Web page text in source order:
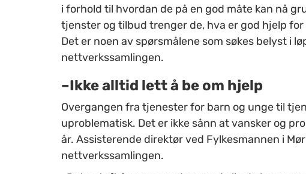
i forhold til hvordan de på en god måte kan nå
tjenster og tilbud trenger de, hva er god hjelp
Det er noen av spørsmålene som søkes belyst i
nettverkssamlingen.
–Ikke alltid lett å be om hjelp
Overgangen fra tjenester for barn og unge til
uproblematisk. Det er ikke sånn at vansker og
år. Assisterende direktør ved Fylkesmannen i
nettverkssamlingen.